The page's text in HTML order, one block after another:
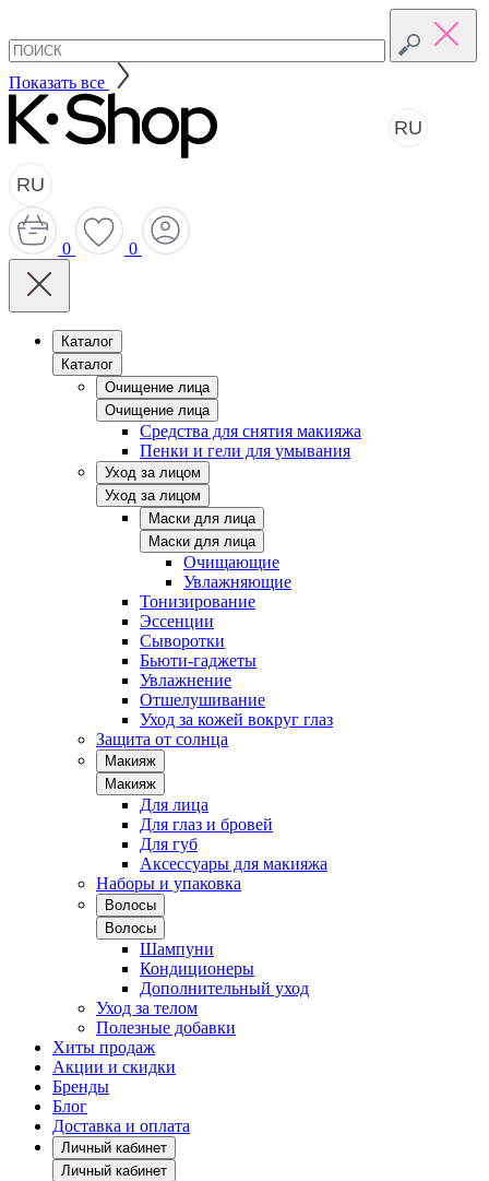
Показать все
RU
RU
0 0
Каталог
Каталог
Очищение лица
Очищение лица
Средства для снятия макияжа
Пенки и гели для умывания
Уход за лицом
Уход за лицом
Маски для лица
Маски для лица
Очищающие
Увлажняющие
Тонизирование
Эссенции
Сыворотки
Бьюти-гаджеты
Увлажнение
Отшелушивание
Уход за кожей вокруг глаз
Защита от солнца
Макияж
Макияж
Для лица
Для глаз и бровей
Для губ
Аксессуары для макияжа
Наборы и упаковка
Волосы
Волосы
Шампуни
Кондиционеры
Дополнительный уход
Уход за телом
Полезные добавки
Хиты продаж
Акции и скидки
Бренды
Блог
Доставка и оплата
Личный кабинет
Личный кабинет